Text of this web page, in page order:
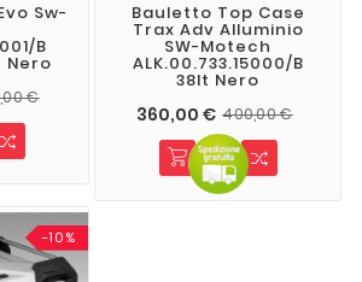
Sw-
B
Nero
€
Bauletto Top Case
Trax Adv Alluminio
SW-Motech
ALK.00.733.15000/B
38lt Nero
360,00 € 400,00 €
-10%